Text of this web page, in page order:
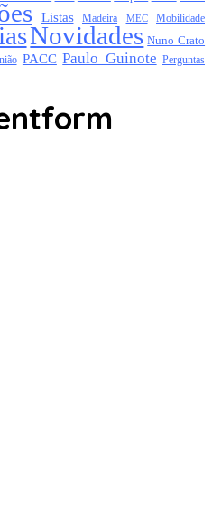
Listas Madeira MEC Mobilidade
Novidades Nuno Crato
PACC Paulo Guinote Perguntas